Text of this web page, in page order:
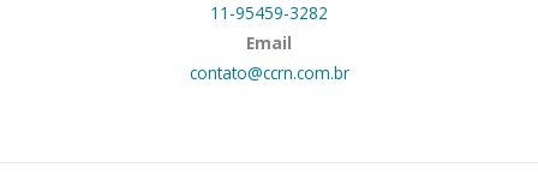
11-95459-3282
Email
contato@ccrn.com.br